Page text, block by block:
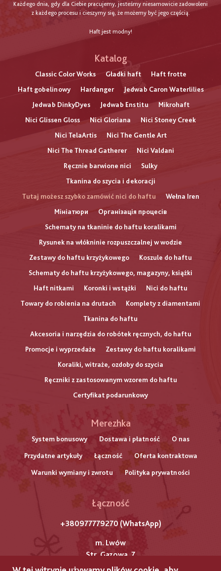
Każdego dnia, gdy dla Ciebie pracujemy, jesteśmy niesamowicie zadowoleni
z każdego procesu i cieszymy się, że możemy być jego częścią.
Haft jest modny!
Katalog
Classic Color Works Gładki haft
Haft frotte
Haft gobelinowy
Hardanger
Jedwab Caron Waterlilies
Jedwab DinkyDyes
Jedwab Enstitu
Mikrohaft
Nici Glissen Gloss
Nici Gloriana
Nici Stoney Creek
Nici TelaArtis
Nici The Gentle Art
Nici The Thread Gatherer
Nici Valdani
Ręcznie barwione nici
Sulky
Tkanina do szycia i dekoracji
Tutaj możesz szybko zamówić nici do haftu
Wełna Iren
Мініатюри
Організація процесів
Schematy na tkaninie do haftu koralikami
Rysunek na włókninie rozpuszczalnej w wodzie
Zestawy do haftu krzyżykowego
Koszule do haftu
Schematy do haftu krzyżykowego, magazyny, książki
Haft nitkami
Koronki i wstążki
Nici do haftu
Towary do robienia na drutach
Komplety z diamentami
Tkanina do haftu
Akcesoria i narzędzia do robótek ręcznych, do haftu
Promocje i wyprzedaże
Zestawy do haftu koralikami
Koraliki, witraże, ozdoby do szycia
Ręczniki z zastosowanym wzorem do haftu
Certyfikat podarunkowy
нижнього
колонтитулу
Merezhka
System bonusowy Dostawa i płatność O nas
Przydatne artykuły Łączność Oferta kontraktowa
Warunki wymiany i zwrotu Polityka prywatności
Łączność
+380977779270 (WhatsApp)
m. Lwów
Str. Gazowa, 7